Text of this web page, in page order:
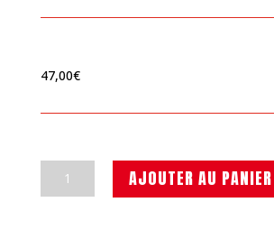
47,00€
quantité
AJOUTER AU PANIER